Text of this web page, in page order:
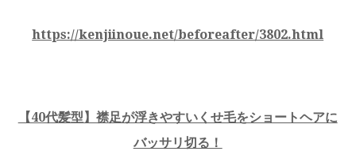
https://kenjiinoue.net/beforeafter/3802.html
【40代髪型】襟足が浮きやすいくせ毛をショートヘアに
バッサリ切る！